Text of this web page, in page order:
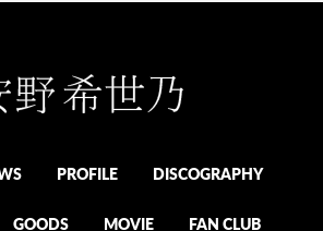
PROFILE DISCOGRAPHY
GOODS MOVIE FAN CLUB